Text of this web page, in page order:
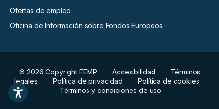
Ofertas de empleo
Oficina de Información sobre Fondos Europeos
© 2026 Copyright FEMP Accesibilidad
Términos
legales
Política de privacidad
Política de cookies
Términos y condiciones de uso